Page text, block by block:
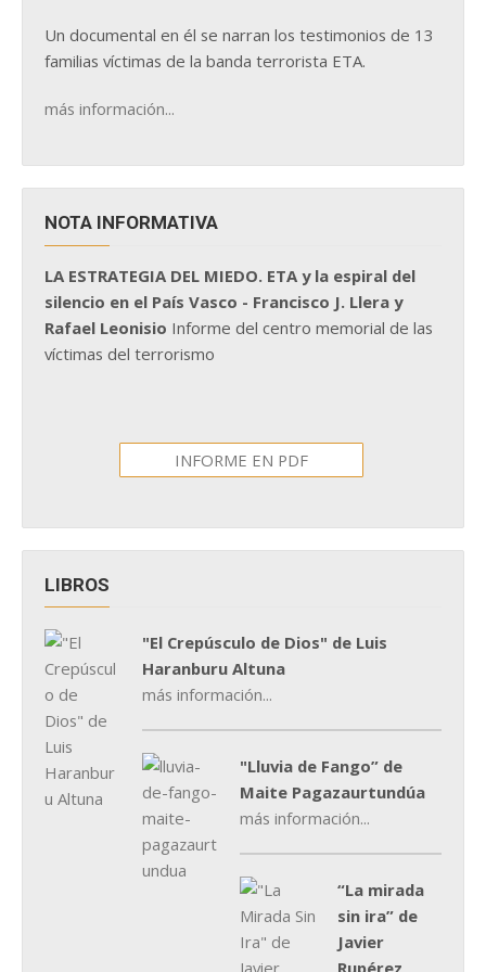
Un documental en él se narran los testimonios de 13
familias víctimas de la banda terrorista ETA.
más información...
NOTA INFORMATIVA
LA ESTRATEGIA DEL MIEDO. ETA y la espiral del
silencio en el País Vasco - Francisco J. Llera y
Rafael Leonisio Informe del centro memorial de las
víctimas del terrorismo
INFORME EN PDF
LIBROS
"El Crepúsculo de Dios" de Luis
Haranburu Altuna
más información...
"Lluvia de Fango” de
Maite Pagazaurtundúa
más información...
“La mirada
sin ira” de
Javier